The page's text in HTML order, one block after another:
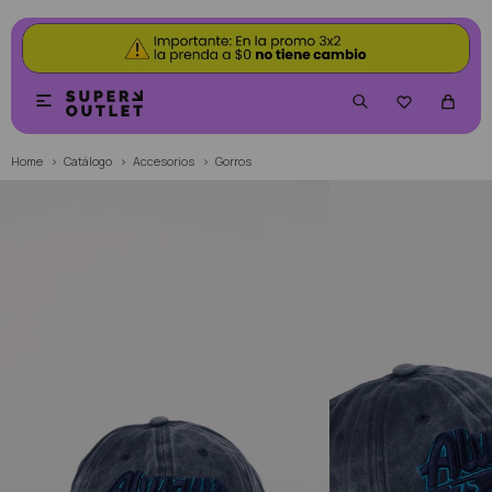


Home Catálogo Accesorios Gorros